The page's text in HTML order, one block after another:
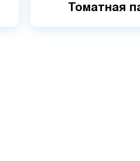
Томатная